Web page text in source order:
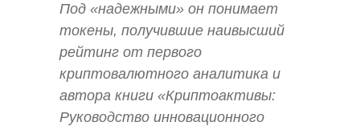
Под «надежными» он понимает
токены, получившие наивысший
рейтинг от первого
криптовалютного аналитика и
автора книги «Криптоактивы:
Руководство инновационного